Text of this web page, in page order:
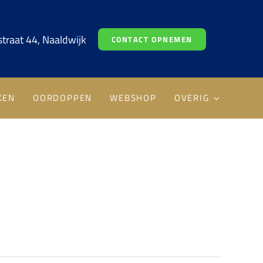
44, Naaldwijk CONTACT OPNEMEN
OORDOPPEN WEBSHOP OVERIG